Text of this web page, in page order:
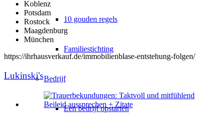
10 gouden regels
Familiestichting
Bedrijf
Een bedrijf opstarten
Koblenz
Potsdam
Rostock
Maagdenburg
München
https://ihrhausverkauf.de/immobilienblase-entstehung-folgen/
Lukinski's